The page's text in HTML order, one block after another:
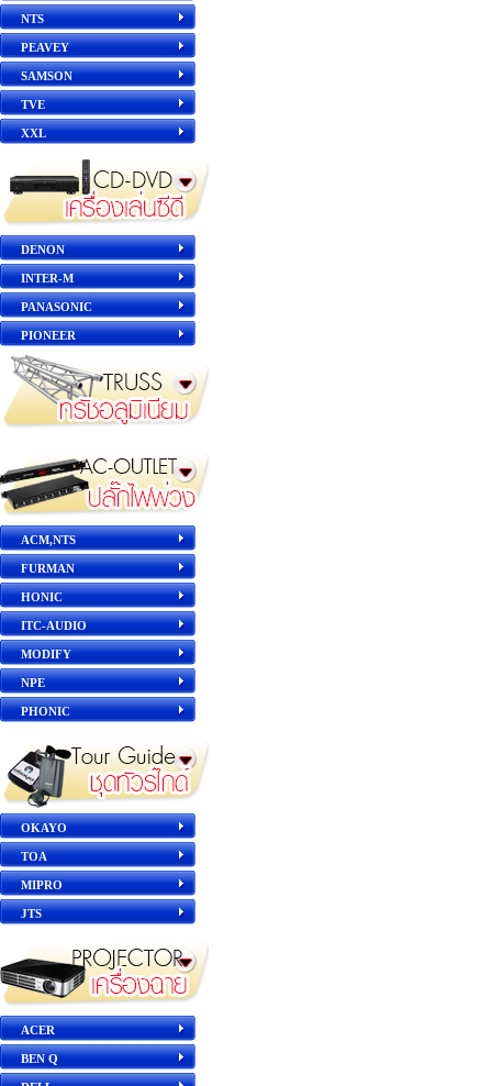
NTS
PEAVEY
SAMSON
TVE
XXL
DENON
INTER-M
PANASONIC
PIONEER
ACM,NTS
FURMAN
HONIC
ITC-AUDIO
MODIFY
NPE
PHONIC
OKAYO
TOA
MIPRO
JTS
ACER
BEN Q